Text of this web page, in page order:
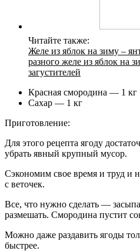
Читайте также:
Желе из яблок на зиму –
разного желе из яблок на
загустителей
Красная смородина — 1 кг
Сахар — 1 кг
Приготовление:
Для этого рецепта ягоду
убрать явный крупный мусор.
Сэкономим свое время и труд и
с веточек.
Все, что нужно сделать —
размешать. Смородина пустит
Можно даже раздавить ягоды
быстрее.